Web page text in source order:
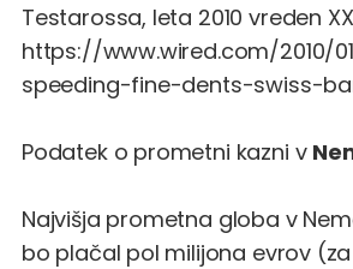
Testarossa, leta 2010 vreden
https://www.wired.com/2010/
speeding-fine-dents-swiss-
Podatek o prometni kazni v
Najvišja prometna globa v
bo plačal pol milijona evrov